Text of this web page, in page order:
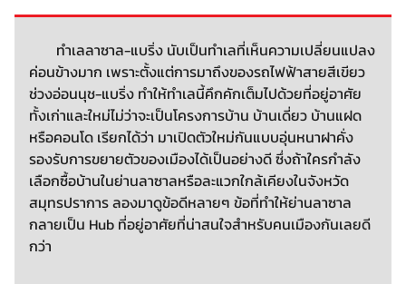
ทำเลลาซาล-แบริ่ง นับเป็นทำเลที่เห็นความเปลี่ยนแปลง
ค่อนข้างมาก เพราะตั้งแต่การมาถึงของรถไฟฟ้าสายสีเขียว
ช่วงอ่อนนุช-แบริ่ง ทำให้ทำเลนี้คึกคักเต็มไปด้วยที่อยู่อาศัย
ทั้งเก่าและใหม่ไม่ว่าจะเป็นโครงการบ้าน บ้านเดี่ยว บ้านแฝด
หรือคอนโด เรียกได้ว่า มาเปิดตัวใหม่กันแบบอุ่นหนาฝาคั่ง
รองรับการขยายตัวของเมืองได้เป็นอย่างดี ซึ่งถ้าใครกำลัง
เลือกซื้อบ้านในย่านลาซาลหรือละแวกใกล้เคียงในจังหวัด
สมุทรปราการ ลองมาดูข้อดีหลายๆ ข้อที่ทำให้ย่านลาซาล
กลายเป็น Hub ที่อยู่อาศัยที่น่าสนใจสำหรับคนเมืองกันเลยดี
กว่า